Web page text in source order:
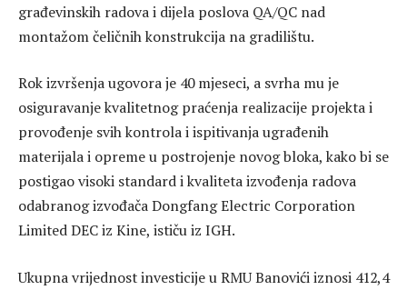
građevinskih radova i dijela poslova QA/QC nad
montažom čeličnih konstrukcija na gradilištu.
Rok izvršenja ugovora je 40 mjeseci, a svrha mu je
osiguravanje kvalitetnog praćenja realizacije projekta i
provođenje svih kontrola i ispitivanja ugrađenih
materijala i opreme u postrojenje novog bloka, kako bi se
postigao visoki standard i kvaliteta izvođenja radova
odabranog izvođača Dongfang Electric Corporation
Limited DEC iz Kine, ističu iz IGH.
Ukupna vrijednost investicije u RMU Banovići iznosi 412,4